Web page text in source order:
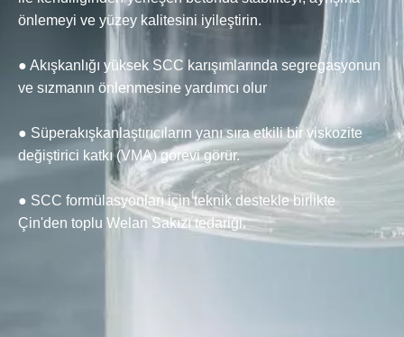
önlemeyi ve yüzey kalitesini iyileştirin.
● Akışkanlığı yüksek SCC karışımlarında segregasyonun
ve sızmanın önlenmesine yardımcı olur
● Süperakışkanlaştırıcıların yanı sıra etkili bir viskozite
değiştirici katkı (VMA) görevi görür.
● SCC formülasyonları için teknik destekle birlikte
Çin'den toplu Welan Sakızı tedariği.